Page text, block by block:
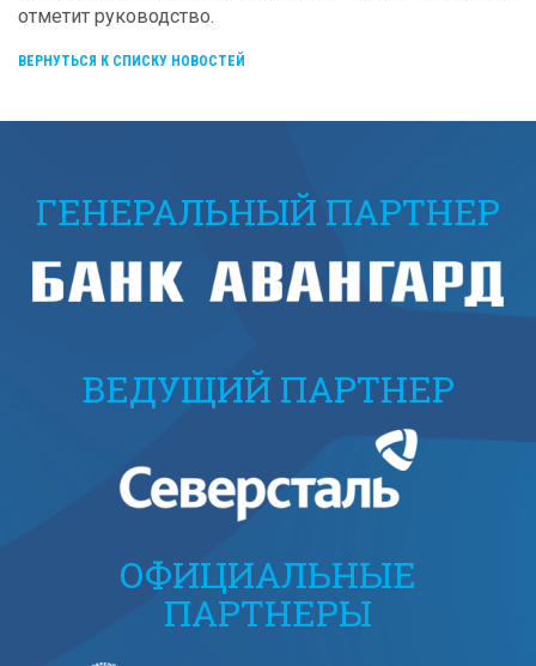
отметит руководство.
ВЕРНУТЬСЯ К СПИСКУ НОВОСТЕЙ
ГЕНЕРАЛЬНЫЙ ПАРТНЕР
ВЕДУЩИЙ ПАРТНЕР
ОФИЦИАЛЬНЫЕ
ПАРТНЕРЫ